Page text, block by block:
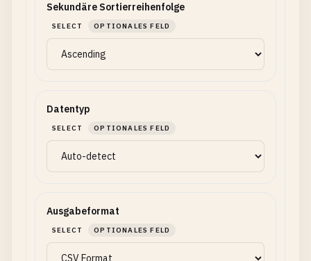
Sekundäre Sortierreihenfolge
SELECT OPTIONALES FELD
Datentyp
SELECT OPTIONALES FELD
Ausgabeformat
SELECT OPTIONALES FELD